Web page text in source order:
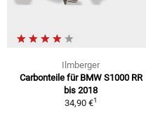
Ilmberger
Carbonteile für BMW S1000 RR
bis 2018
34,90 €1